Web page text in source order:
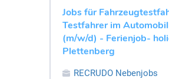
Jobs für
Testfahrer im
(m/w/d) - Ferienjob-
Plettenberg
RECRUDO Nebenjobs